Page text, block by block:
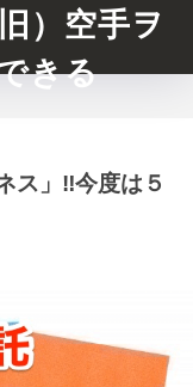
）空手ヲ
きる
ス」‼︎今度は５